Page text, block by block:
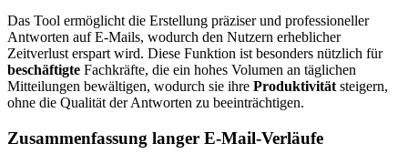
Das Tool ermöglicht die Erstellung präziser und professioneller
Antworten auf E-Mails, wodurch den Nutzern erheblicher
Zeitverlust erspart wird. Diese Funktion ist besonders nützlich für
beschäftigte Fachkräfte, die ein hohes Volumen an täglichen
Mitteilungen bewältigen, wodurch sie ihre Produktivitätsteigern,
ohne die Qualität der Antworten zu beeinträchtigen.
Zusammenfassung langer E-Mail-Verläufe